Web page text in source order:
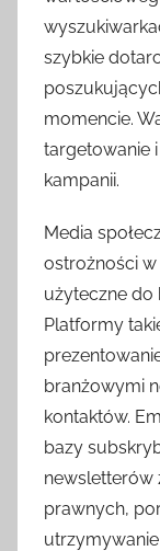
szybkie
momencie.
targetowanie
kampanii.
Media
ostrożności
użyteczne do
Platformy
branżowymi
kontaktów.
bazy
newsletterów
prawnych,